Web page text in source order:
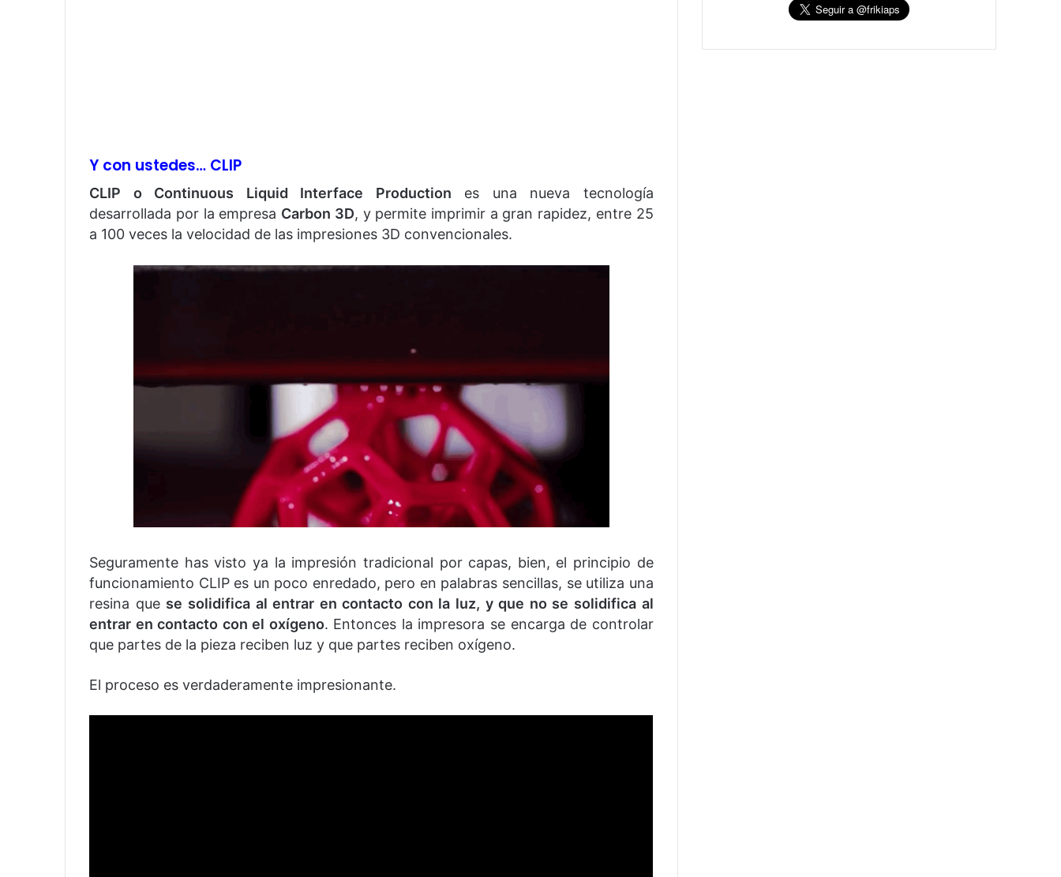
Y con ustedes… CLIP
CLIP o Continuous Liquid Interface Production es una nueva tecnología
desarrollada por la empresa Carbon 3D, y permite imprimir a gran rapidez, entre 25
a 100 veces la velocidad de las impresiones 3D convencionales.
Seguramente has visto ya la impresión tradicional por capas, bien, el principio de
funcionamiento CLIP es un poco enredado, pero en palabras sencillas, se utiliza una
resina que se solidifica al entrar en contacto con la luz, y que no se solidifica al
entrar en contacto con el oxígeno. Entonces la impresora se encarga de controlar
que partes de la pieza reciben luz y que partes reciben oxígeno.
El proceso es verdaderamente impresionante.